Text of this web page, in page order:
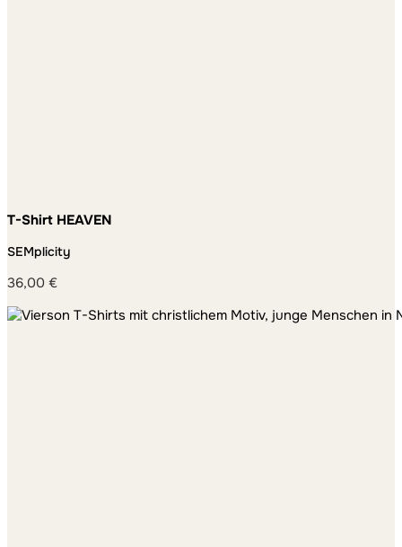
T-Shirt HEAVEN
SEMplicity
36,00 €